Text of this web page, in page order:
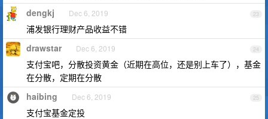
23
dengkj Dec 6, 2019
浦发银行理财产品收益不错
24
drawstar Dec 6, 2019
支付宝吧，分散投资黄金（近期在高位，还是别上车了），基金
在分散，定期在分散
25
haibing Dec 6, 2019
支付宝基金定投